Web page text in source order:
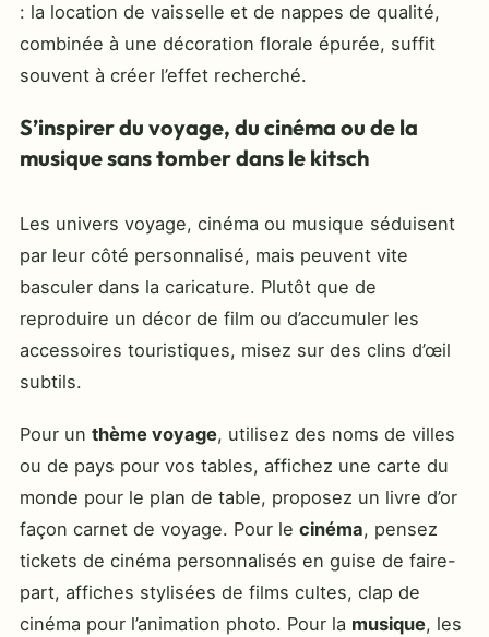
: la location de vaisselle et de nappes de qualité,
combinée à une décoration florale épurée, suffit
souvent à créer l’effet recherché.
S’inspirer du voyage, du cinéma ou de la
musique sans tomber dans le kitsch
Les univers voyage, cinéma ou musique séduisent
par leur côté personnalisé, mais peuvent vite
basculer dans la caricature. Plutôt que de
reproduire un décor de film ou d’accumuler les
accessoires touristiques, misez sur des clins d’œil
subtils.
Pour un thème voyage, utilisez des noms de villes
ou de pays pour vos tables, affichez une carte du
monde pour le plan de table, proposez un livre d’or
façon carnet de voyage. Pour le cinéma, pensez
tickets de cinéma personnalisés en guise de faire-
part, affiches stylisées de films cultes, clap de
cinéma pour l’animation photo. Pour la musique, les